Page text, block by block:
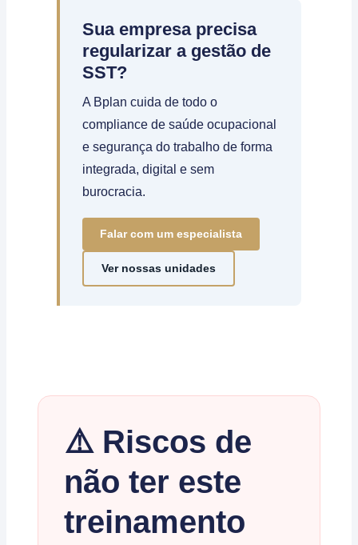
Sua empresa precisa
regularizar a gestão de
SST?
A Bplan cuida de todo o
compliance de saúde ocupacional
e segurança do trabalho de forma
integrada, digital e sem
burocracia.
Falar com um especialista
Ver nossas unidades
⚠️ Riscos de
não ter este
treinamento